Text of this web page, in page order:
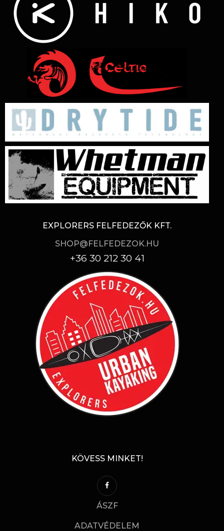
EXPLORERS FELFEDEZŐK KFT.
SHOP@FELFEDEZOK.HU
+36 30 212 30 41
KÖVESS MINKET!
ÁSZF
ADATVÉDELEM